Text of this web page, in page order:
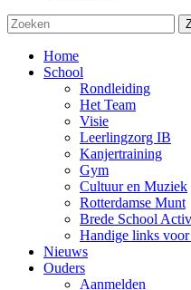
Home
School
Rondleiding
Het Team
Visie
Leerlingzorg IB
Kanjertraining
Gym
Cultuur en Muziek
Rotterdamse Munt
Brede School
Handige links
Nieuws
Ouders
Aanmelden